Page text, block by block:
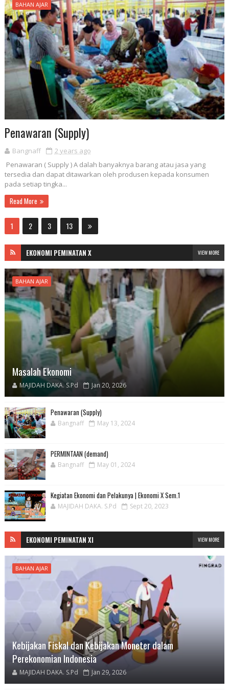
BAHAN AJAR
Penawaran (Supply)
Bangnaff
2 years ago
Penawaran ( Supply ) A dalah banyaknya barang atau jasa yang
tersedia dan dapat ditawarkan oleh produsen kepada konsumen
pada setiap tingka...
Read More
1 2 3 13
EKONOMI PEMINATAN X VIEW MORE
BAHAN AJAR
Masalah Ekonomi
MAJIDAH DAKA. S.Pd Jan 20, 2026
Penawaran (Supply)
Bangnaff May 13, 2024
PERMINTAAN (demand)
Bangnaff May 01, 2024
Kegiatan Ekonomi dan Pelakunya | Ekonomi X Sem.1
MAJIDAH DAKA. S.Pd Sept 20, 2023
EKONOMI PEMINATAN XI VIEW MORE
BAHAN AJAR
Kebijakan Fiskal dan Kebijakan Moneter dalam
Perekonomian Indonesia
MAJIDAH DAKA. S.Pd Jan 29, 2026